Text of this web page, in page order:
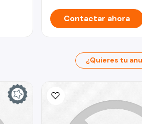
Contactar ahora
¿Quieres tu